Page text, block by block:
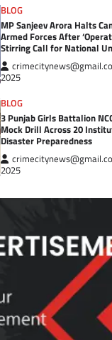
BLOG
MP Sanjeev Arora Halts
Armed Forces After
Stirring Call for National
2025
BLOG
3 Punjab Girls Battalion
Mock Drill Across 20
Disaster Preparedness
2025